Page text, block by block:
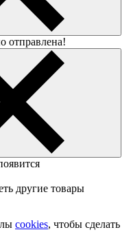
отправлена!
другие товары
cookies, чтобы сделать